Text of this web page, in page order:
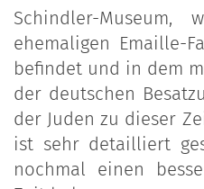
Schindler-
ehemaligen Emaille-
befindet und in dem
der deutschen
der Juden zu dieser
ist sehr detailliert
nochmal einen